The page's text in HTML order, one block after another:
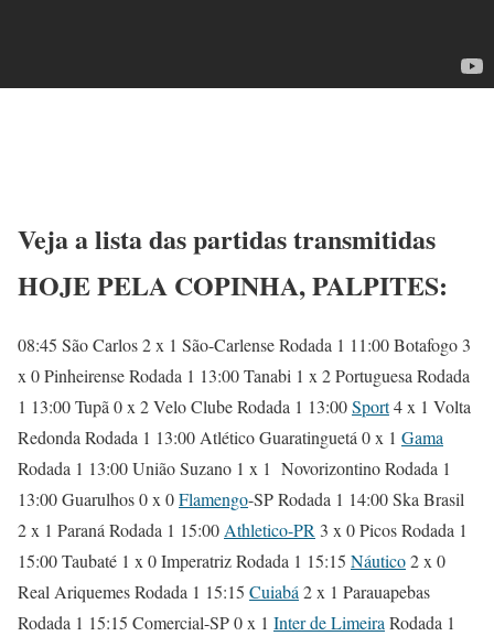
Veja a lista das partidas transmitidas
HOJE PELA COPINHA, PALPITES:
08:45 São Carlos 2 x 1 São-Carlense Rodada 1 11:00 Botafogo 3
x 0 Pinheirense Rodada 1 13:00 Tanabi 1 x 2 Portuguesa Rodada
1 13:00 Tupã 0 x 2 Velo Clube Rodada 1 13:00Sport4 x 1 Volta
Redonda Rodada 1 13:00 Atlético Guaratinguetá 0 x 1 Gama
Rodada 1 13:00 União Suzano 1 x 1 Novorizontino Rodada 1
13:00 Guarulhos 0 x 0Flamengo-SP Rodada 1 14:00 Ska Brasil
2 x 1 Paraná Rodada 1 15:00Athletico-PR 3 x 0 Picos Rodada 1
15:00 Taubaté 1 x 0 Imperatriz Rodada 1 15:15 Náutico2 x 0
Real Ariquemes Rodada 1 15:15 Cuiabá2 x 1 Parauapebas
Rodada 1 15:15 Comercial-SP 0 x 1 Inter de LimeiraRodada 1